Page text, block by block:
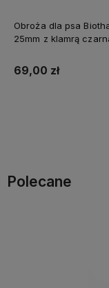
Obroża dla psa
25mm z klamrą
69,00 zł
Polecane